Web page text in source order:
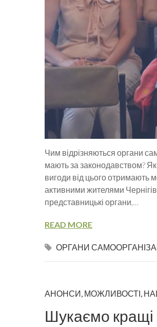
Чим відрізняються органи
мають за законодавством? Як
вигоди від цього отримають
активними жителями
представницькі органи,…
READ MORE
ОРГАНИ
АНОНСИ, МОЖЛИВОСТІ,
Шукаємо кращі